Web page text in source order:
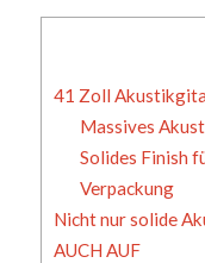
41 Zoll
Massives
Solides Finish
Verpackung
Nicht nur solide
AUCH AUF